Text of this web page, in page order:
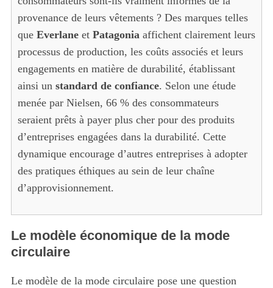
provenance de leurs vêtements ? Des marques telles
que Everlaneet Patagoniaaffichent clairement leurs
processus de production, les coûts associés et leurs
engagements en matière de durabilité, établissant
ainsi un standard de confiance. Selon une étude
menée par Nielsen, 66 % des consommateurs
seraient prêts à payer plus cher pour des produits
d’entreprises engagées dans la durabilité. Cette
dynamique encourage d’autres entreprises à adopter
des pratiques éthiques au sein de leur chaîne
d’approvisionnement.
Le modèle économique de la mode
circulaire
Le modèle de la mode circulaire pose une question